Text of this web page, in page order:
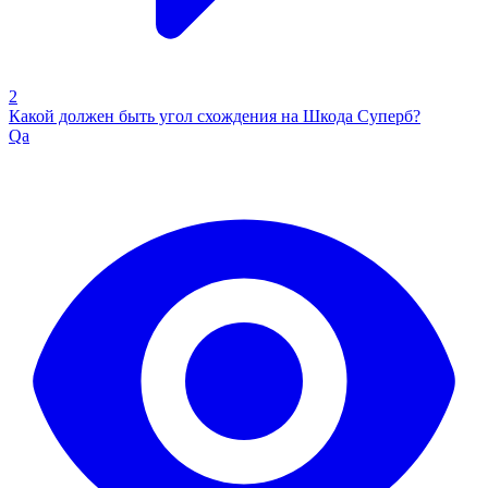
2
Какой должен быть угол схождения на Шкода Суперб?
Qa